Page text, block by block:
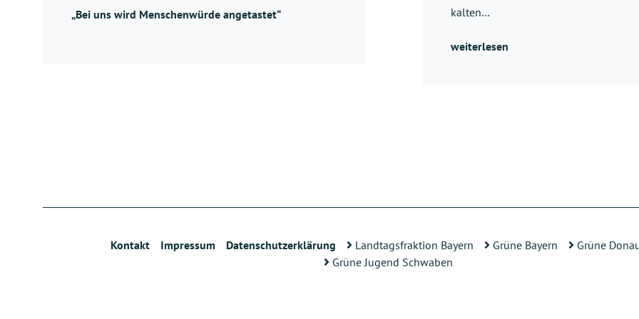
kalten…
weiterlesen
„Bei uns wird Menschenwürde angetastet“
Kontakt Impressum Datenschutzerklärung Landtagsfraktion Bayern Grüne Bayern
Grüne
Grüne Jugend Schwaben